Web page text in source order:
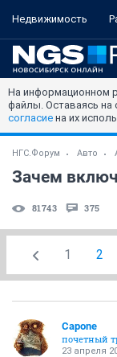
Недвижимость
На информационном
файлы. Оставаясь на
согласие на их
НГС.Форум Авто
81743 375
1 2
Capone
почетный
23 апреля